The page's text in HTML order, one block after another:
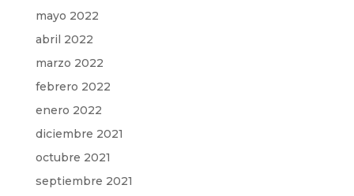
mayo 2022
abril 2022
marzo 2022
febrero 2022
enero 2022
diciembre 2021
octubre 2021
septiembre 2021